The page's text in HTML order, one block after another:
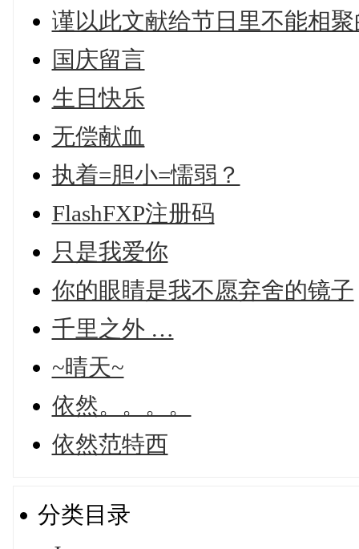
谨以此文献给节日里不能相
国庆留言
生日快乐
无偿献血
执着=胆小=懦弱？
FlashFXP注册码
只是我爱你
你的眼睛是我不愿弃舍的镜子
千里之外 …
~晴天~
依然。。。。
依然范特西
分类目录